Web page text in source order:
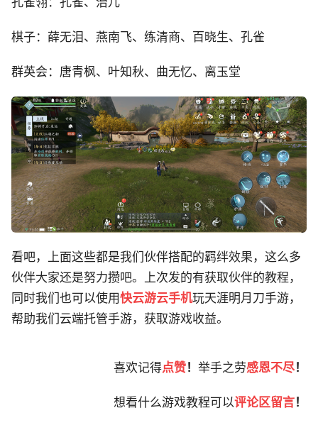
棋子：薛无泪、燕南飞、练清商、百晓生、孔雀
群英会：唐青枫、叶知秋、曲无忆、离玉堂
看吧，上面这些都是我们伙伴搭配的羁绊效果，这么多
伙伴大家还是努力攒吧。上次发的有获取伙伴的教程，
同时我们也可以使用快云游云手机玩天涯明月刀手游，
帮助我们云端托管手游，获取游戏收益。
喜欢记得点赞！ 举手之劳感恩不尽！
想看什么游戏教程可以评论区留言！